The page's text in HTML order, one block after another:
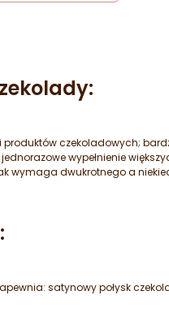
czekoladowych;
wypełnienie
dwukrotnego a
satynowy połysk